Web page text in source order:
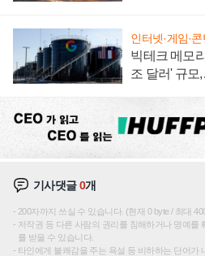
인터넷·게임·
빅테크 메모
조 달러' 규모
기사댓글0개
200자까지 쓰실 수 있습니다. (현재 0 byte / 최대
저작권 등 다른 사람의 권리를 침해하거나 명예를
를 받을 수 있습니다.
타인에게 불쾌감을 주는 욕설 등 비하하는 단어가